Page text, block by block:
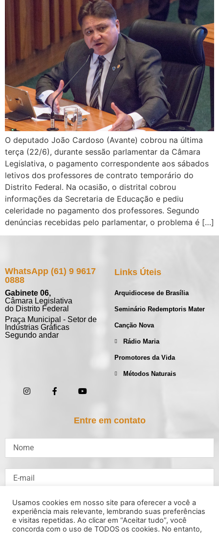
O deputado João Cardoso (Avante) cobrou na última
terça (22/6), durante sessão parlamentar da Câmara
Legislativa, o pagamento correspondente aos sábados
letivos dos professores de contrato temporário do
Distrito Federal. Na ocasião, o distrital cobrou
informações da Secretaria de Educação e pediu
celeridade no pagamento dos professores. Segundo
denúncias recebidas pelo parlamentar, o problema é […]
WhatsApp (61) 9 9617
0888
Gabinete 06,
Câmara Legislativa
do Distrito Federal
Praça Municipal - Setor de
Indústrias Gráficas
Segundo andar
Links Úteis
Arquidiocese de Brasília
Seminário Redemptoris Mater
Canção Nova
Rádio Maria
Promotores da Vida
Métodos Naturais
Entre em contato
Usamos cookies em nosso site para oferecer a você a
experiência mais relevante, lembrando suas preferências
e visitas repetidas. Ao clicar em “Aceitar tudo”, você
concorda com o uso de TODOS os cookies. No entanto,